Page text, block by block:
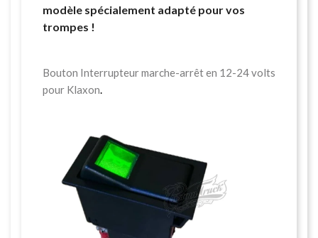
modèle spécialement adapté pour vos
trompes !
Bouton Interrupteur marche-arrêt en 12-24 volts
pour Klaxon.